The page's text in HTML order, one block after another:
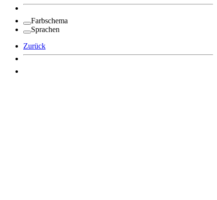
Farbschema
Sprachen
Zurück